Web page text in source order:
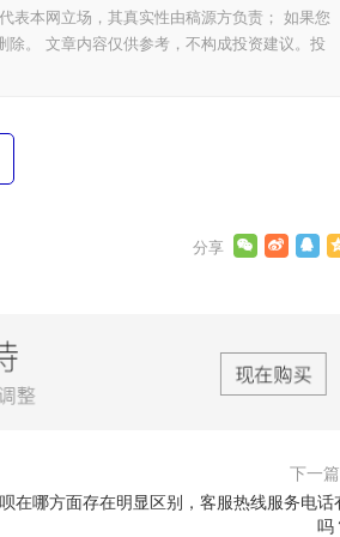
表本网立场，其真实性由稿源方负责； 如果您
。 文章内容仅供参考，不构成投资建议。投
下一篇
在哪方面存在明显区别，客服热线服务电话
吗